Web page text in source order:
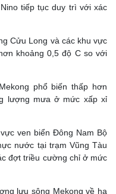
tiếp tục duy trì với xác
Cửu Long và các khu vực
khoảng 0,5 độ C so với
phổ biến thấp hơn
lượng mưa ở mức xấp xỉ
ven biển Đông Nam Bộ
nước tại trạm Vũng Tàu
đợt triều cường chỉ ở mức
lưu sông Mekong về hạ